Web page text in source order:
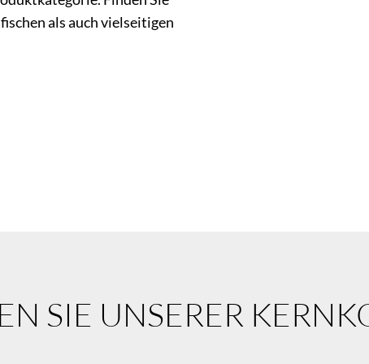
als auch vielseitigen
SIE UNSERER